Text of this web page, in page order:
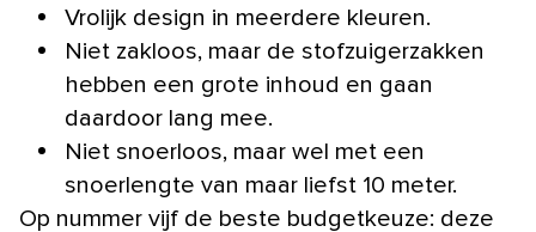
Vrolijk design in meerdere kleuren.
Niet zakloos, maar de stofzuigerzakken
hebben een grote inhoud en gaan
daardoor lang mee.
Niet snoerloos, maar wel met een
snoerlengte van maar liefst 10 meter.
Op nummer vijf de beste budgetkeuze: deze